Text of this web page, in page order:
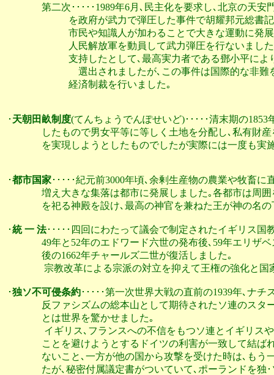
第二次･････1989年6月､民主化を要求し､北京の
を政府が武力で弾圧した事件で胡耀邦元
市民や知識人が加わることで大きな運動
人民解放軍を動員して武力弾圧を行ない
支持したとして､最高実力者である鄧小
選出されましたが､この事件は国際的な非難を浴
                          経済制裁を行いました｡
･ 天朝田畝制度(てんちょうでんぽせいど)･････清末期の
したもので男女平等に等しく土地を分配し､私有
を実現しようとしたものでしたが実際には一度も
･都市国家･････紀元前3000年頃､余剰生産物の農業や牧畜
増え大きな集落は都市に発展しました｡各都市は
を祀る神殿を設け､最高の神官を兼ねた王が神の
･統 一 法･････四回にわたって議会で制定されたイギリス国
49年と52年のエドワード六世の発布後､59年エリ
               後の1662年チャールズ二世が復活しました｡
宗教改革による宗派の対立を抑えて王権の強化
･独ソ不可侵条約･････第一次世界大戦の直前の1939年､ナ
反ファシズムの総本山として期待されたソ連の
               とは世界を驚かせました｡
イギリス､フランスへの不信をもつソ連とイギリ
ことを避けようとするドイツの利害が一致して
ないこと､一方が他の国から攻撃を受けた時は､
たが､秘密付属議定書がついていて､ポーランド